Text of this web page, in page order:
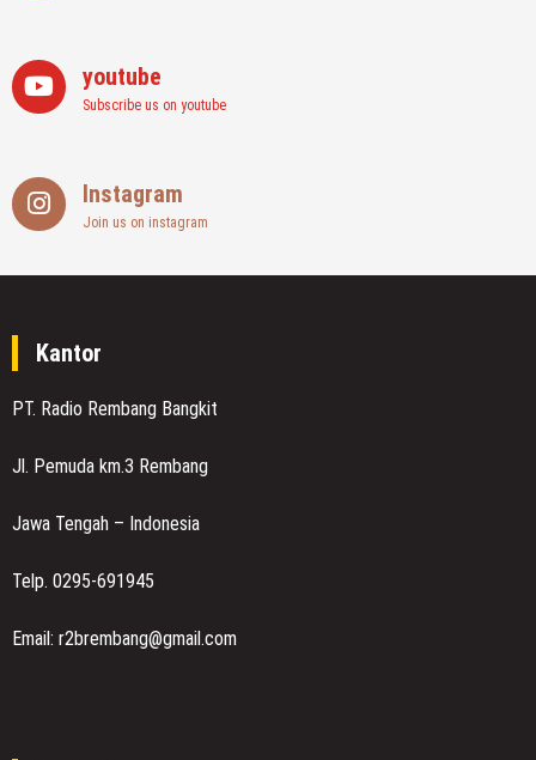
youtube
Subscribe us on youtube
Instagram
Join us on instagram
Kantor
PT. Radio Rembang Bangkit
Jl. Pemuda km.3 Rembang
Jawa Tengah – Indonesia
Telp. 0295-691945
Email: r2brembang@gmail.com